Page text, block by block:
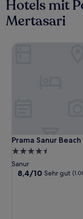
Hotels mit
Mertasari
Prama Sanur Beach
Prama Sanur Beach
4.5-
Sterne-
Unterkunft
Sanur
8.4
8,4/10 Sehr gut